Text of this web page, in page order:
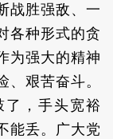
战胜强敌、一
各种形式的贪
为强大的精神
、艰苦奋斗。
了，手头宽裕
能丢。广大党